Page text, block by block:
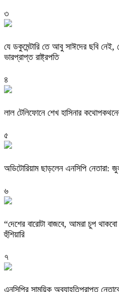
৩
যে ডকুমেন্টারি তে আবু সাঈদের ছবি নেই,
ভারপ্রাপ্ত রাষ্ট্রপতি
৪
লাল টেলিফোনে শেখ হাসিনার
৫
অডিটোরিয়াম ছাড়লেন এনসিপি
৬
“দেশের বারোটা বাজবে, আমরা চুপ
হুঁশিয়ারি
৭
এনসিপির সাময়িক অব্যাহতিপ্রাপ্ত